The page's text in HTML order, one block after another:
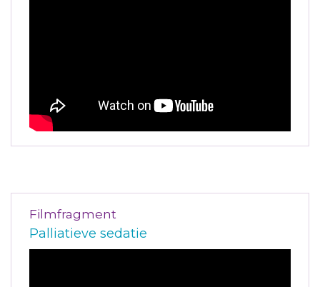
Filmfragment
Palliatieve sedatie